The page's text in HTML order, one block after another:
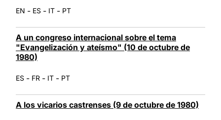
EN - ES - IT - PT
A un congreso internacional sobre el tema
"Evangelización y ateísmo" (10 de octubre de
1980)
ES - FR - IT - PT
A los vicarios castrenses (9 de octubre de 1980)